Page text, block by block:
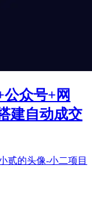
众号+网
建自动成交